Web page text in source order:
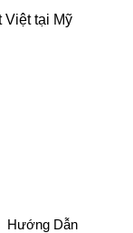
Hướng Dẫn